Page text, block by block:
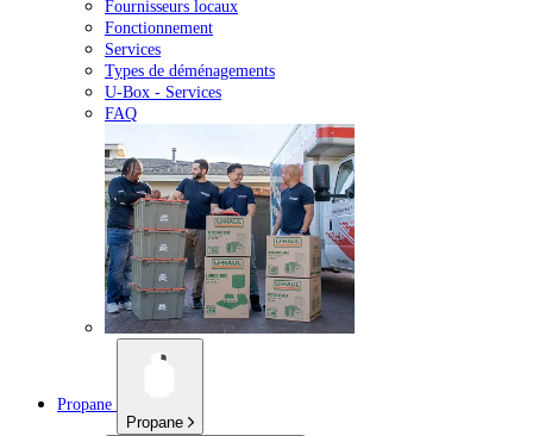
Fournisseurs locaux
Fonctionnement
Services
Types de déménagements
U-Box - Services
FAQ
Propane
Propane